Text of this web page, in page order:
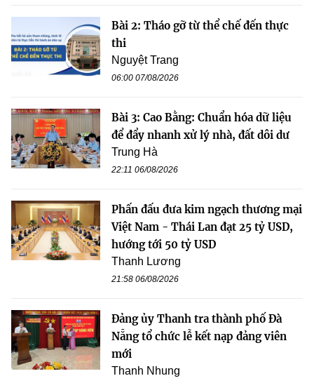
Bài 2: Tháo gỡ từ thể chế đến thực
thi
Nguyệt Trang
06:00 07/08/2026
Bài 3: Cao Bằng: Chuẩn hóa dữ liệu
để đẩy nhanh xử lý nhà, đất dôi dư
Trung Hà
22:11 06/08/2026
Phấn đấu đưa kim ngạch thương mại
Việt Nam - Thái Lan đạt 25 tỷ USD,
hướng tới 50 tỷ USD
Thanh Lương
21:58 06/08/2026
Đảng ủy Thanh tra thành phố Đà
Nẵng tổ chức lễ kết nạp đảng viên
mới
Thanh Nhung